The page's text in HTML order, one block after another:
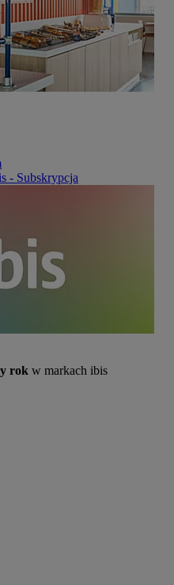
- Subskrypcja
rok w markach ibis